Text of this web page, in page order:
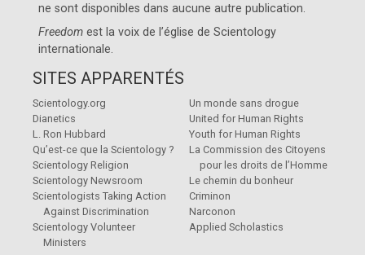
ne sont disponibles dans aucune autre publication.
Freedom est la voix de l’église deScientology
internationale.
SITES APPARENTÉS
Scientology.org
Dianetics
L. Ron Hubbard
Qu’est-ce que la Scientology ?
Scientology Religion
Scientology Newsroom
Scientologists Taking Action
Against Discrimination
Scientology Volunteer
Ministers
Un monde sans drogue
United for Human Rights
Youth for Human Rights
La Commission des Citoyens
pour les droits de l’Homme
Le chemin du bonheur
Criminon
Narconon
Applied Scholastics